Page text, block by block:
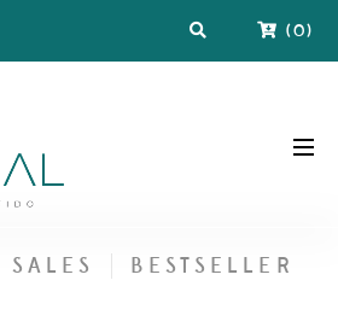
(0)
SALES BESTSELLER